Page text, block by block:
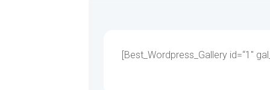
[Best_Wordpress_Gallery id=“1″